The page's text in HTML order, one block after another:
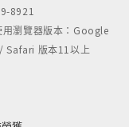
．Bomb
8921
用瀏覽器版本：Google
Safari 版本11以上